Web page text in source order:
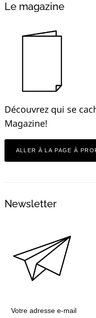
Le magazine
Découvrez qui se
Magazine!
ALLER À LA PAGE À
Newsletter
Votre adresse e-mail